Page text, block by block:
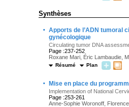
Synthèses
· Apports de l’ADN tumoral
gynécologique
Circulating tumor DNA
Page :237-252
Roxane Mari, Éric Lambaudie,
Résumé Plan
· Mise en place du
Implementation of National
Page :253-261
Anne-Sophie Woronoff,